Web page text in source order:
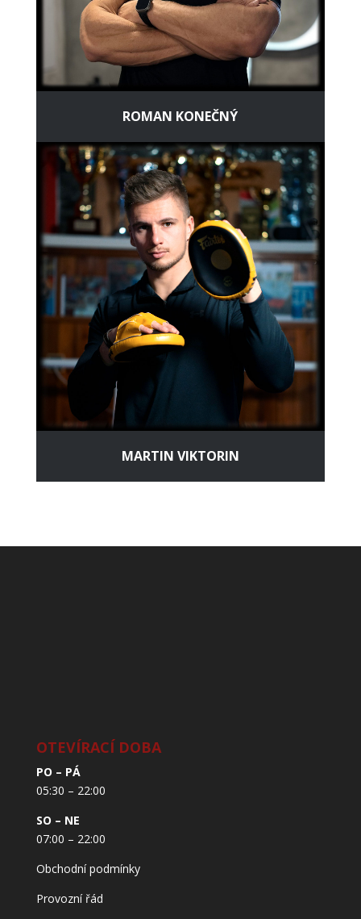
ROMAN KONEČNÝ
MARTIN VIKTORIN
OTEVÍRACÍ DOBA
PO – PÁ
05:30 – 22:00
SO – NE
07:00 – 22:00
Obchodní podmínky
Provozní řád